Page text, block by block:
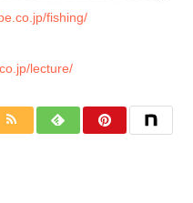
fishing/
lecture/